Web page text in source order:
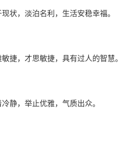
状，淡泊名利，生活安稳幸福。
捷，才思敏捷，具有过人的智慧。
静，举止优雅，气质出众。